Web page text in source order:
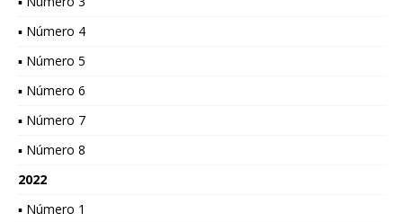
▪ Número 4
▪ Número 5
▪ Número 6
▪ Número 7
▪ Número 8
2022
▪ Número 1